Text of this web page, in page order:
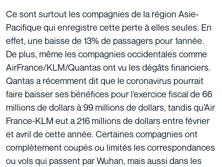
Ce sont surtout les compagnies de la région Asie-
Pacifique qui enregistre cette perte à elles seules. En
effet, une baisse de 13% de passagers pour 1année.
De plus, même les compagnies occidentales comme
AirFrance/KLM/Quantasont vu les dégâts financiers.
Qantas a récemment dit que le coronavirus pourrait
faire baisser ses bénéfices pour l’exercice fiscal de 66
millions de dollars à 99 millions de dollars, tandis qu’Air
France-KLM eut a 216 millions de dollars entre février
et avril de cette année. Certaines compagnies ont
complètement coupés ou limités les correspondances
ou vols qui passent par Wuhan, mais aussi dans les